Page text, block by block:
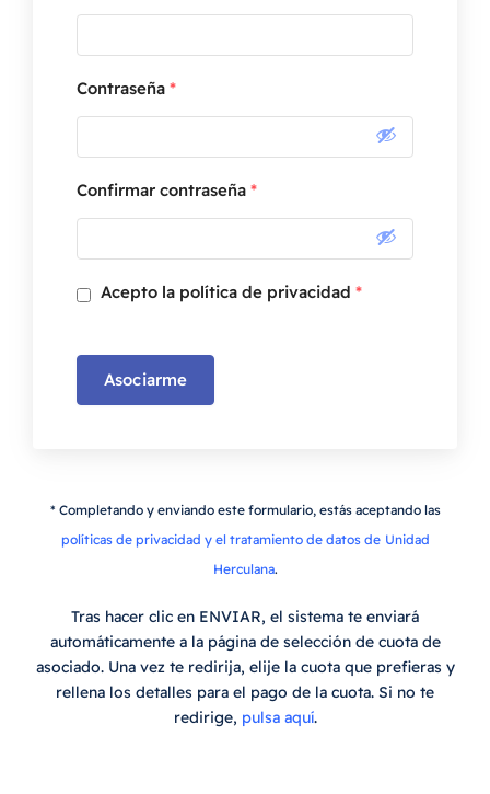
Contraseña *
Confirmar contraseña *
Acepto la política de privacidad *
Asociarme
* Completando y enviando este formulario, estás aceptando las
políticas de privacidad y el tratamiento de datos de Unidad
Herculana.
Tras hacer clic en ENVIAR, el sistema te enviará
automáticamente a la página de selección de cuota de
asociado. Una vez te redirija, elije la cuota que prefieras y
rellena los detalles para el pago de la cuota. Si no te
redirige, pulsa aquí.